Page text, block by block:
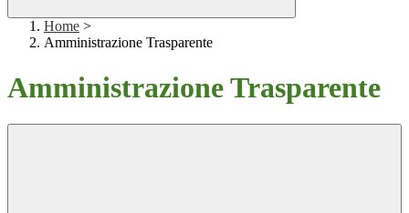
Home >
Amministrazione Trasparente
Amministrazione Trasparente